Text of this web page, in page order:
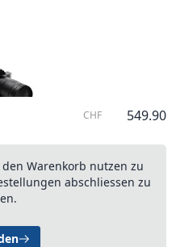
CHF 549.90
Warenkorb nutzen zu
abschliessen zu